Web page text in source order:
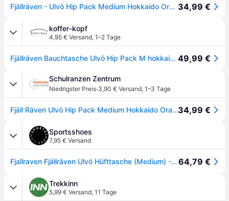
Fjällräven - Ulvö Hip Pack Medium Hokkaido Orange - Gr. - OneSize 34,99 €
koffer-kopf
4,95 € Versand, 1–2 Tage
Fjällräven Bauchtasche Ulvö Hip Pack M hokkaido orange 49,99 €
Schulranzen Zentrum
Niedrigster Preis·3,90 € Versand, 1–3 Tage
Fjäll Räven Ulvö Hip Pack Medium Hokkaido Orange34,99 €
Sportsshoes
7,95 € Versand
Fjallraven Fjällräven Ulvö Hüfttasche (Medium) - AW2564,79 €
Trekkinn
5,99 € Versand, 11 Tage